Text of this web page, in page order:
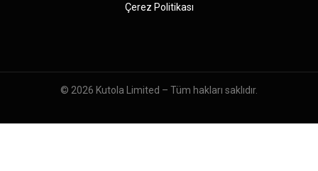
Çerez Politikası
© 2026 Kutola Limited – Tüm hakları saklıdır.